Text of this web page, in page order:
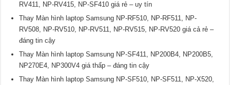
RV411, NP-RV415, NP-SF410 giá rẻ – uy tín
Thay Màn hình laptop Samsung NP-RF510, NP-RF511, NP-
RV508, NP-RV510, NP-RV511, NP-RV515, NP-RV520 giá cả rẻ –
đáng tin cậy
Thay Màn hình laptop Samsung NP-SF411, NP200B4, NP200B5,
NP270E4, NP300V4 giá thấp – đáng tin cậy
Thay Màn hình laptop Samsung NP-SF510, NP-SF511, NP-X520,